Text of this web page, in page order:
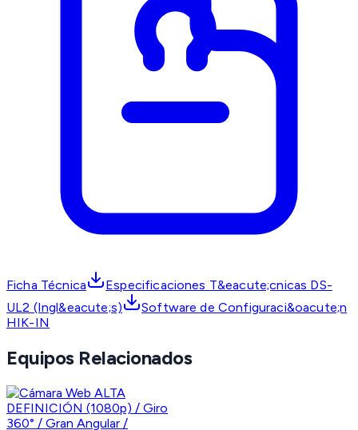
Ficha Técnica
Especificaciones T&eacute;cnicas DS-
UL2 (Ingl&eacute;s)
Software de Configuraci&oacute;n
HIK-IN
Equipos Relacionados